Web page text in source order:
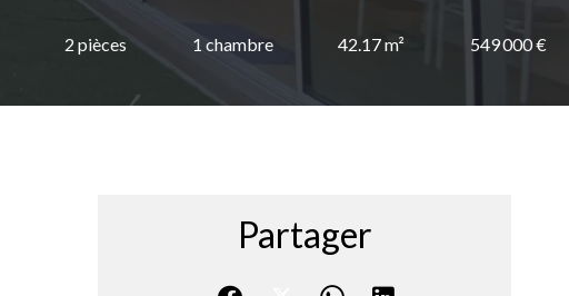
2 pièces 1 chambre 42.17 m² 549 000 €
Partager